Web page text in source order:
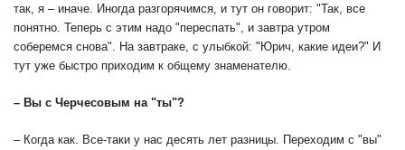
так, я – иначе. Иногда разгорячимся, и тут он говорит: "Так, все
понятно. Теперь с этим надо "переспать", и завтра утром
соберемся снова". На завтраке, с улыбкой: "Юрич, какие идеи?" И
тут уже быстро приходим к общему знаменателю.
– Вы с Черчесовым на "ты"?
– Когда как. Все-таки у нас десять лет разницы. Переходим с "вы"